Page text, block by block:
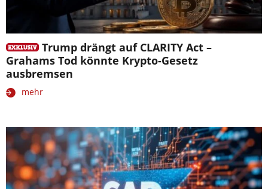
Trump drängt auf CLARITY Act –
Grahams Tod könnte Krypto-Gesetz
ausbremsen
mehr